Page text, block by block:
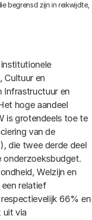
begrensd zijn in reikwijdte,
Cultuur en
Infrastructuur en
hoge aandeel
is grotendeels toe te
van de
die twee derde deel
onderzoeksbudget.
Welzijn en
relatief
66% en
uit via